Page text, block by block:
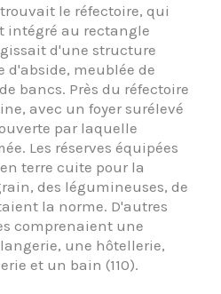
le réfectoire, qui
intégré au rectangle
d'une structure
d'abside, meublée de
bancs. Près du réfectoire
avec un foyer surélevé
par laquelle
Les réserves équipées
terre cuite pour la
des légumineuses, de
la norme. D'autres
comprenaient une
une hôtellerie,
et un bain (110).